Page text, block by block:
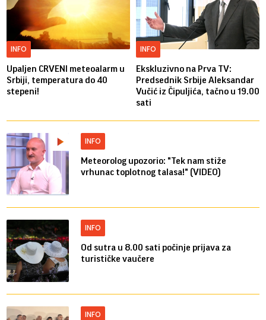
INFO
Upaljen CRVENI meteoalarm u
Srbiji, temperatura do 40
stepeni!
INFO
Ekskluzivno na Prva TV:
Predsednik Srbije Aleksandar
Vučić iz Čipuljića, tačno u 19.00
sati
INFO
Meteorolog upozorio: "Tek nam stiže
vrhunac toplotnog talasa!" (VIDEO)
INFO
Od sutra u 8.00 sati počinje prijava za
turističke vaučere
INFO